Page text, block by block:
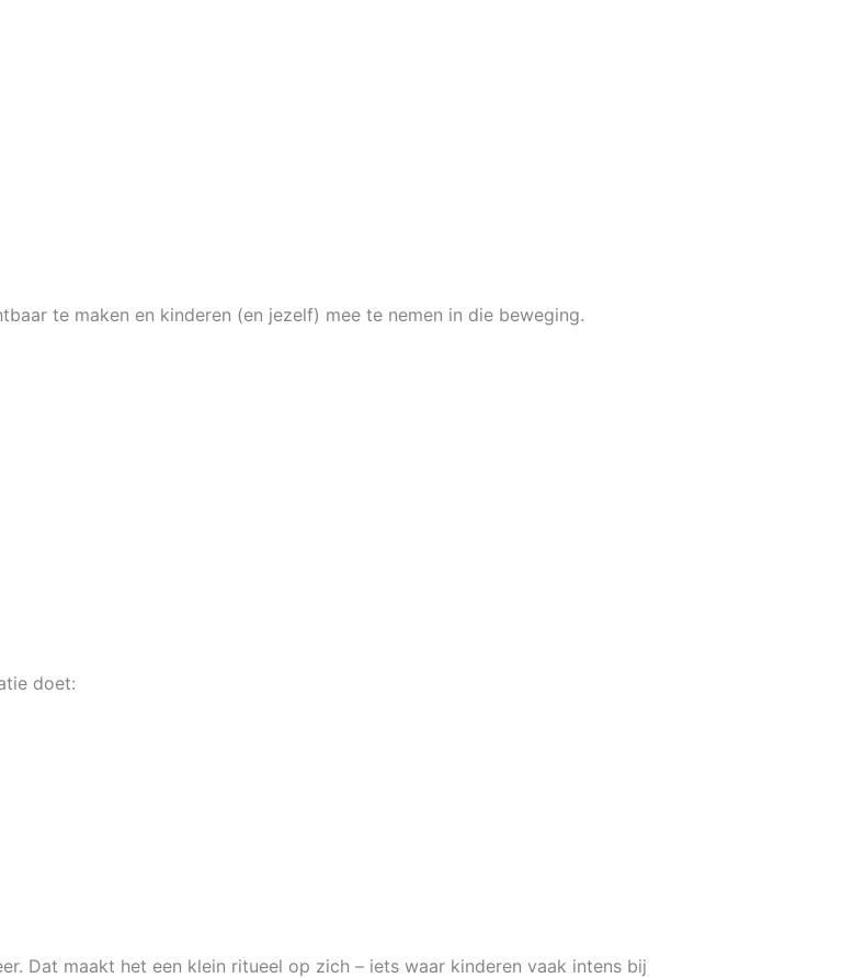
te maken en kinderen (en jezelf) mee te nemen in die beweging.
doet:
Dat maakt het een klein ritueel op zich – iets waar kinderen vaak intens bij